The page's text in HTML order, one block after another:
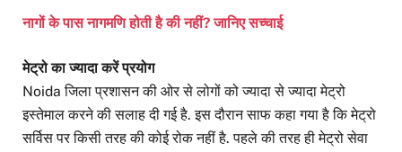
नागों के पास नागमणि होती है की नहीं? जानिए सच्चाई
मेट्रो का ज्यादा करें प्रयोग
Noida जिला प्रशासन की ओर से लोगों को ज्यादा से ज्यादा मेट्रो
इस्तेमाल करने की सलाह दी गई है. इस दौरान साफ कहा गया है कि मेट्रो
सर्विस पर किसी तरह की कोई रोक नहीं है. पहले की तरह ही मेट्रो सेवा